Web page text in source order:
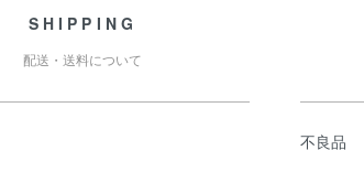
SHIPPING
配送・送料について
不良品